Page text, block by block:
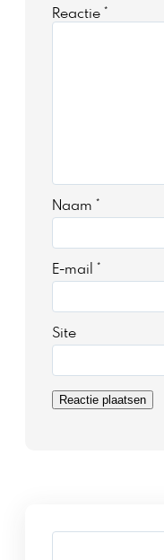
Reactie *
Naam *
E-mail *
Site